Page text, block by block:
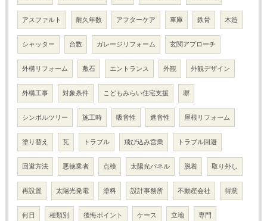
アスファルト 耐久年数 アフターケア 車庫 鉄骨 木造
シャッター 台数 ガレージリフォーム 玄関アプローチ
外構リフォーム 敷石 エントランス 外観 外観デザイン
外構工事 対象条件 こどもみらい住宅支援 塀
シンボルツリー 施工時 吸音性 遮音性 屋根リフォーム
塗り替え 瓦 トラブル 飛び込み営業 トラブル回避
回避方法 悪徳業者 点検 太陽光パネル 脱着 取り外し
再設置 太陽光発電 塗料 設計事務所 不動産会社 得意
何日 種類別 後悔ポイント ケース 立地 専門